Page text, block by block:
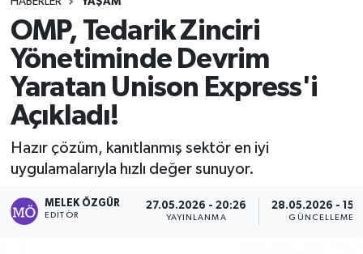
OMP, Tedarik Zinciri
Yönetiminde Devrim
Yaratan Unison Express'i
Açıkladı!
Hazır çözüm, kanıtlanmış sektör en iyi
uygulamalarıyla hızlı değer sunuyor.
MELEK ÖZGÜR
EDITÖR
27.05.2026 - 20:26
YAYINLANMA
28.05.2026 -
GÜNCELLEME
Gündem
Magazin
Politika
Sağlık
Spor
Tüm Manşetler
Son Dakika Haberleri
Haber Arşivi